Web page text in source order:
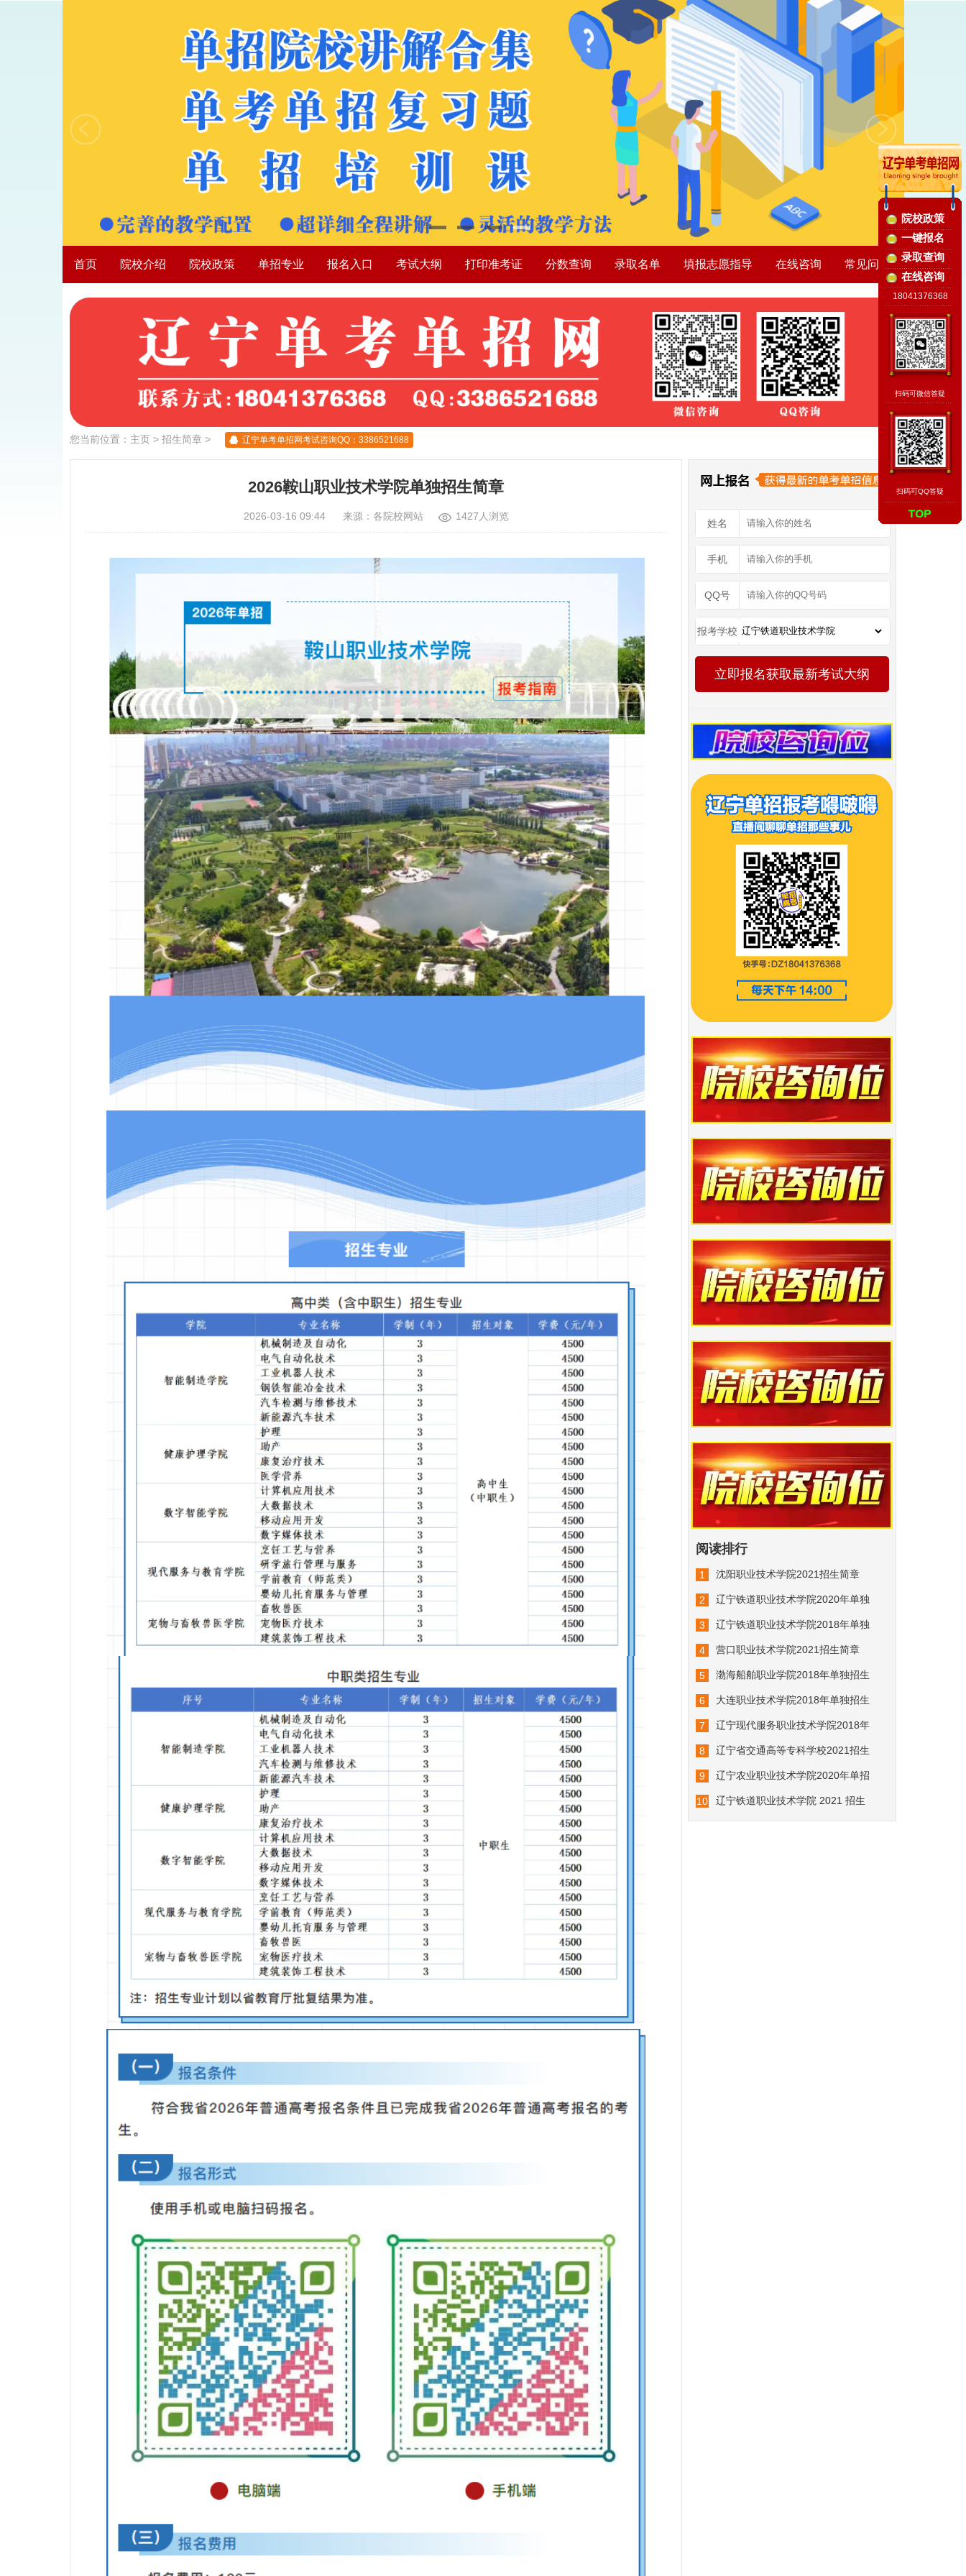
首页 院校介绍 院校政策 单招专业 报名入口 考试大纲 打印准考证 分数查询 录取名单 填报志愿指导 在线咨询 常见问题
您当前位置： 主页 > 招生简章 > 辽宁单考单招网考试咨询QQ：3386521688
2026鞍山职业技术学院单独招生简章
2026-03-16 09:44 来源： 各院校网站 1427人浏览
姓名
手机
QQ号
报考学校
阅读排行
1
沈阳职业技术学院2021招生简章
03-11
2
辽宁铁道职业技术学院2020年单独
05-20
3
辽宁铁道职业技术学院2018年单独
02-09
4
营口职业技术学院2021招生简章
03-10
5
渤海船舶职业学院2018年单独招生
01-03
6
大连职业技术学院2018年单独招生
03-04
7
辽宁现代服务职业技术学院2018年
03-05
8
辽宁省交通高等专科学校2021招生
04-11
9
辽宁农业职业技术学院2020年单招
05-20
10
辽宁铁道职业技术学院 2021 招生
院校政策
一键报名
录取查询
在线咨询
18041376368
扫码可微信答疑
扫码可QQ答疑